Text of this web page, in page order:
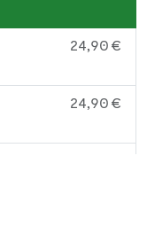
24,90 €
24,90 €